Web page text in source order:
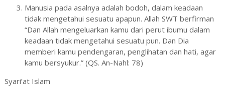
Manusia pada asalnya adalah bodoh, dalam keadaan
tidak mengetahui sesuatu apapun. Allah SWT berfirman
“Dan Allah mengeluarkan kamu dari perut ibumu dalam
keadaan tidak mengetahui sesuatu pun. Dan Dia
memberi kamu pendengaran, penglihatan dan hati, agar
kamu bersyukur.” (QS. An-Nahl: 78)
Syari’at Islam